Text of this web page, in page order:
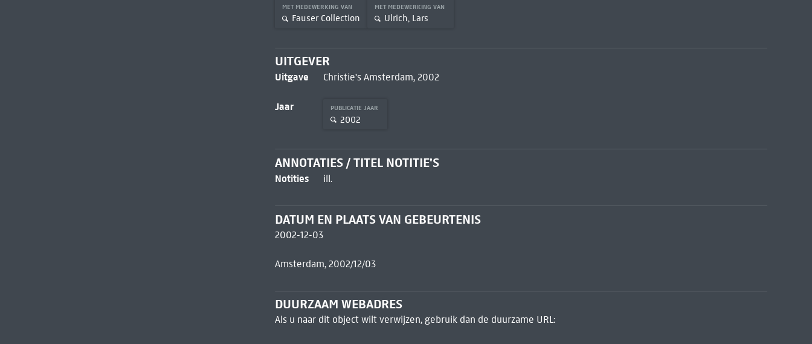
MET MEDEWERKING VAN
Fauser Collection
MET MEDEWERKING VAN
Ulrich, Lars
UITGEVER
Uitgave Christie's Amsterdam, 2002
Jaar PUBLICATIE JAAR
2002
ANNOTATIES / TITEL NOTITIE'S
Notities ill.
DATUM EN PLAATS VAN GEBEURTENIS
2002-12-03
Amsterdam, 2002/12/03
DUURZAAM WEBADRES
Als u naar dit object wilt verwijzen, gebruik dan de duurzame URL: